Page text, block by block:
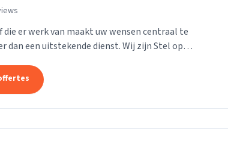
er werk van maakt uw wensen centraal te
dan een uitstekende dienst. Wij zijn Stel op